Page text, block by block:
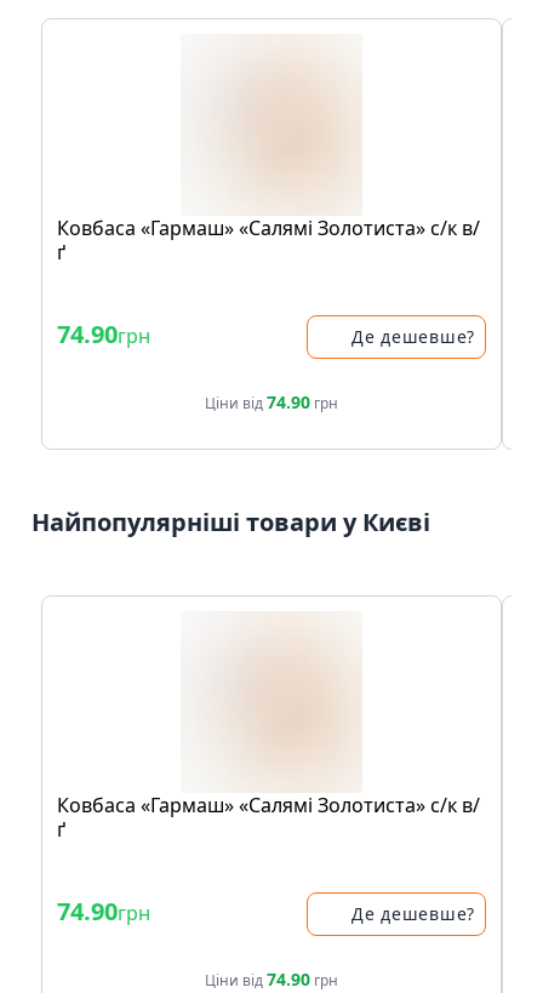
Ковбаса «Гармаш» «Салямі Золотиста» с/к в/
ґ
74.90грн Де дешевше?
Ціни від74.90 грн
Найпопулярніші товари у Києві
Ковбаса «Гармаш» «Салямі Золотиста» с/к в/
ґ
74.90грн Де дешевше?
Ціни від74.90 грн